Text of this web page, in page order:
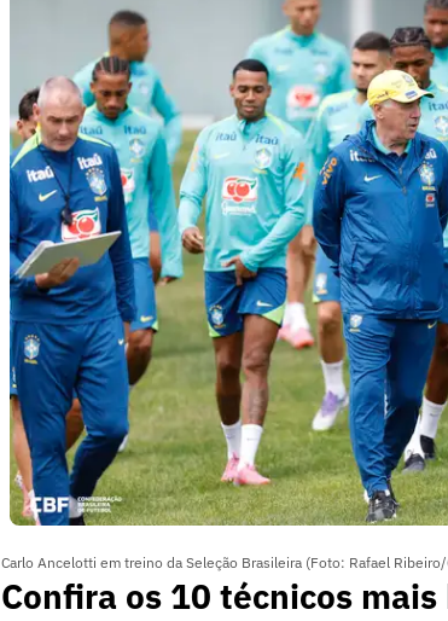
Carlo Ancelotti em treino da Seleção Brasileira (Foto: Rafael Ribeiro/
Confira os 10 técnicos